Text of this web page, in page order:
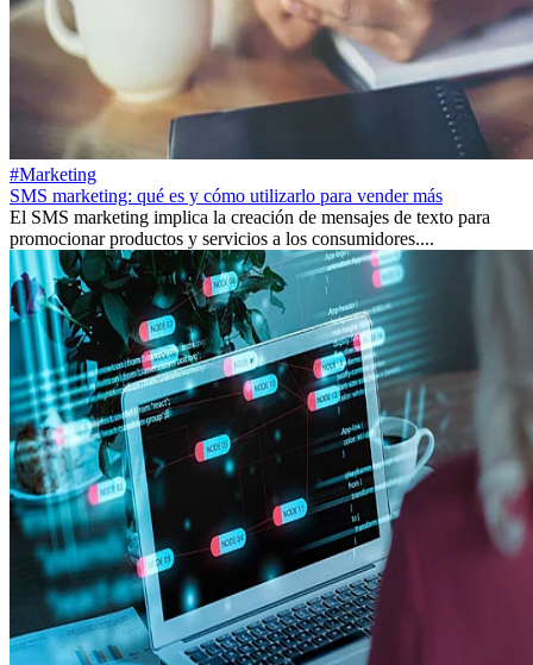
#Marketing
SMS marketing: qué es y cómo utilizarlo para vender más
El SMS marketing implica la creación de mensajes de texto para
promocionar productos y servicios a los consumidores....